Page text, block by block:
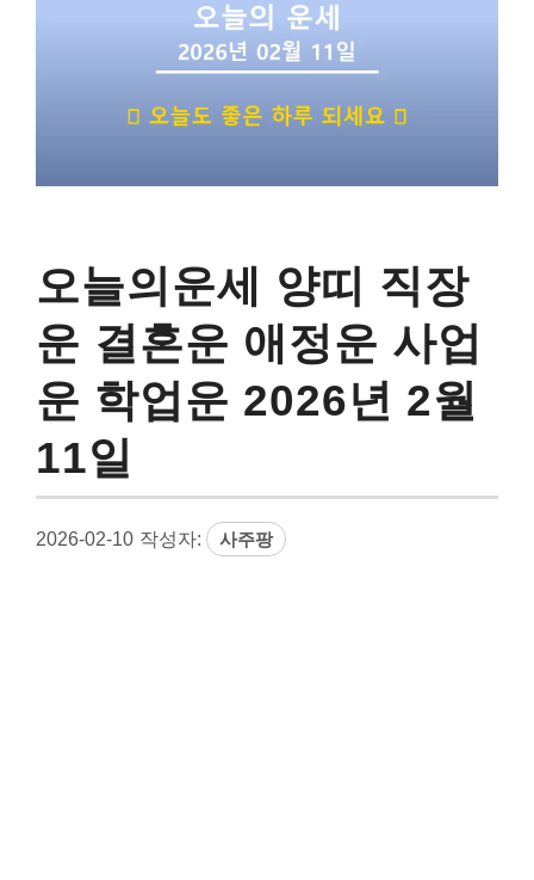
오늘의운세 양띠 직장
운 결혼운 애정운 사업
운 학업운 2026년 2월
11일
2026-02-10 작성자: 사주팡